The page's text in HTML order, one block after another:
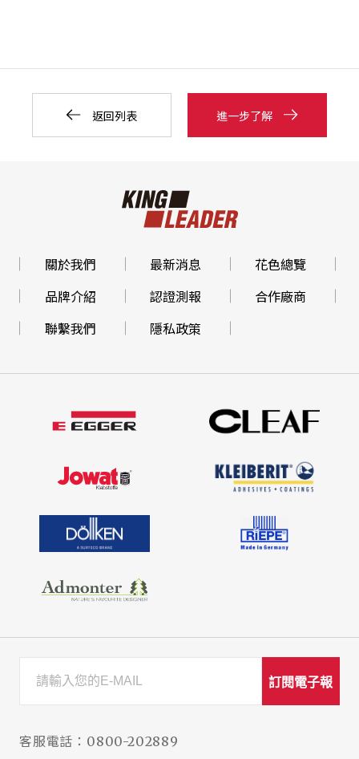
返回列表 進一步了解
關於我們 最新消息
花色總覽
品牌介紹
認證測報
合作廠商
聯繫我們
隱私政策
訂閱電子報
客服電話： 0800-202889